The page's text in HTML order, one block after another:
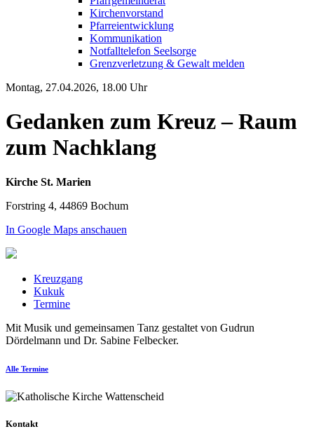
Kirchenvorstand
Pfarreientwicklung
Kommunikation
Notfalltelefon Seelsorge
Grenzverletzung & Gewalt melden
Montag, 27.04.2026, 18.00 Uhr
Gedanken zum Kreuz – Raum
zum Nachklang
Kirche St. Marien
Forstring 4, 44869 Bochum
In Google Maps anschauen
Kreuzgang
Kukuk
Termine
Mit Musik und gemeinsamen Tanz gestaltet von Gudrun
Dördelmann und Dr. Sabine Felbecker.
Alle Termine
Kontakt